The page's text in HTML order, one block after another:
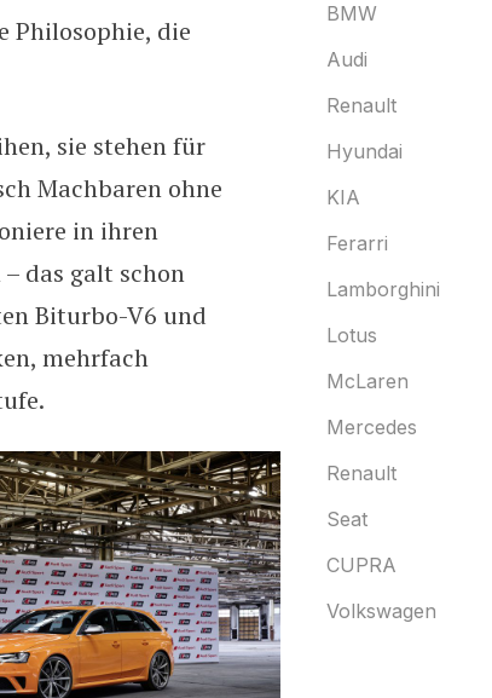
Philosophie, die
sie stehen für
Machbaren ohne
in ihren
das galt schon
Biturbo-V6 und
mehrfach
BMW
Audi
Renault
Hyundai
KIA
Ferarri
Lamborghini
Lotus
McLaren
Mercedes
Renault
Seat
CUPRA
Volkswagen